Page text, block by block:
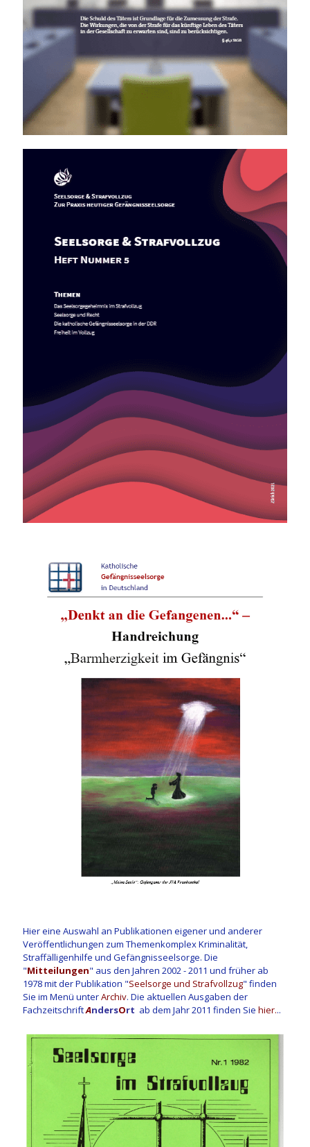
Hier eine Auswahl an Publikationen eigener und anderer
Veröffentlichungen zum Themenkomplex Kriminalität,
Straffälligenhilfe und Gefängnisseelsorge. Die
"Mitteilungen" aus den Jahren 2002 - 2011 und früher ab
1978 mit der Publikation "Seelsorge und Strafvollzug" finden
Sie im Menü unterArchiv. Die aktuellen Ausgaben der
FachzeitschriftAndersOrt ab dem Jahr 2011 finden Sie hier...